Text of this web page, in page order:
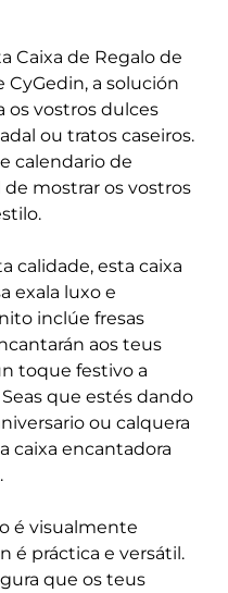
Caixa de Regalo de
CyGedin, a solución
os vostros dulces
ou tratos caseiros.
calendario de
mostrar os vostros
calidade, esta caixa
exala luxo e
inclúe fresas
aos teus
toque festivo a
que estés dando
ou calquera
caixa encantadora
é visualmente
é práctica e versátil.
que os teus